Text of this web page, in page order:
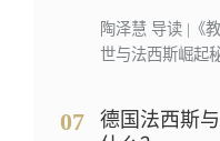
陶泽慧 导读 |《
世与法西斯崛起
07
德国法西斯